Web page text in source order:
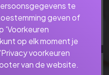
te
geven of
'Voorkeuren
op elk moment je
voorkeuren
van de website.